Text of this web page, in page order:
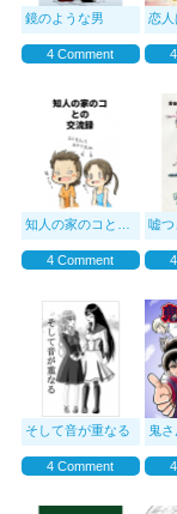
鏡のような男
4 Comment
恋人
知人の家のコとの交流録
4 Comment
嘘つ
そして音が重なる
4 Comment
鬼